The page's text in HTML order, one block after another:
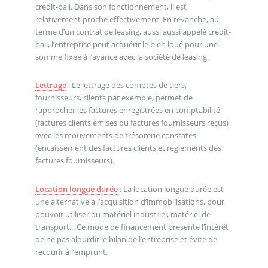
crédit-bail. Dans son fonctionnement, il est
relativement proche effectivement. En revanche, au
terme d’un contrat de leasing, aussi aussi appelé crédit-
bail, l’entreprise peut acquérir le bien loué pour une
somme fixée à l’avance avec la société de leasing.
Lettrage: Le lettrage des comptes de tiers,
fournisseurs, clients par exemple, permet de
rapprocher les factures enregistrées en comptabilité
(factures clients émises ou factures fournisseurs reçus)
avec les mouvements de trésorerie constatés
(encaissement des factures clients et règlements des
factures fournisseurs).
Location longue durée: La location longue durée est
une alternative à l’acquisition d’immobilisations, pour
pouvoir utiliser du matériel industriel, matériel de
transport... Ce mode de financement présente l’intérêt
de ne pas alourdir le bilan de l’entreprise et évite de
recourir à l’emprunt.